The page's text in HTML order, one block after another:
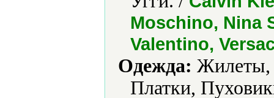
Moschino, Nina
Valentino,
Одежда: Жилеты,
Платки,